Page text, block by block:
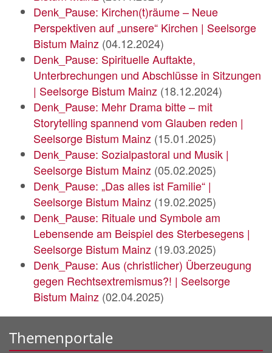
Denk_Pause: Kirchen(t)räume – Neue
Perspektiven auf „unsere“ Kirchen | Seelsorge
Bistum Mainz (04.12.2024)
Denk_Pause: Spirituelle Auftakte,
Unterbrechungen und Abschlüsse in Sitzungen
| Seelsorge Bistum Mainz (18.12.2024)
Denk_Pause: Mehr Drama bitte – mit
Storytelling spannend vom Glauben reden |
Seelsorge Bistum Mainz (15.01.2025)
Denk_Pause: Sozialpastoral und Musik |
Seelsorge Bistum Mainz (05.02.2025)
Denk_Pause: „Das alles ist Familie“ |
Seelsorge Bistum Mainz (19.02.2025)
Denk_Pause: Rituale und Symbole am
Lebensende am Beispiel des Sterbesegens |
Seelsorge Bistum Mainz (19.03.2025)
Denk_Pause: Aus (christlicher) Überzeugung
gegen Rechtsextremismus?! | Seelsorge
Bistum Mainz (02.04.2025)
Themenportale